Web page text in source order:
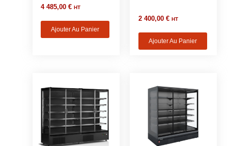
4 485,00€ HT
Ajouter Au Panier
2 400,00 € HT
Ajouter Au Panier